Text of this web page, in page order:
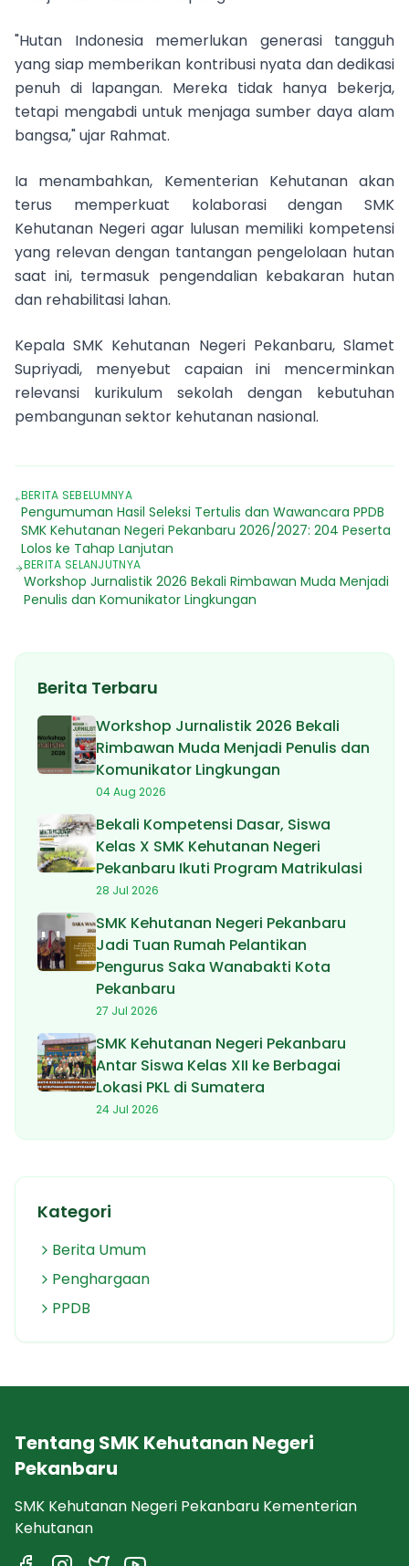
"Hutan Indonesia memerlukan generasi tangguh
yang siap memberikan kontribusi nyata dan dedikasi
penuh di lapangan. Mereka tidak hanya bekerja,
tetapi mengabdi untuk menjaga sumber daya alam
bangsa," ujar Rahmat.
Ia menambahkan, Kementerian Kehutanan akan
terus memperkuat kolaborasi dengan SMK
Kehutanan Negeri agar lulusan memiliki kompetensi
yang relevan dengan tantangan pengelolaan hutan
saat ini, termasuk pengendalian kebakaran hutan
dan rehabilitasi lahan.
Kepala SMK Kehutanan Negeri Pekanbaru, Slamet
Supriyadi, menyebut capaian ini mencerminkan
relevansi kurikulum sekolah dengan kebutuhan
pembangunan sektor kehutanan nasional.
BERITA SEBELUMNYA
Pengumuman Hasil Seleksi Tertulis dan Wawancara PPDB
SMK Kehutanan Negeri Pekanbaru 2026/2027: 204 Peserta
Lolos ke Tahap Lanjutan
BERITA SELANJUTNYA
Workshop Jurnalistik 2026 Bekali Rimbawan Muda Menjadi
Penulis dan Komunikator Lingkungan
Berita Terbaru
Workshop Jurnalistik 2026 Bekali
Rimbawan Muda Menjadi Penulis dan
Komunikator Lingkungan
04 Aug 2026
Bekali Kompetensi Dasar, Siswa
Kelas X SMK Kehutanan Negeri
Pekanbaru Ikuti Program Matrikulasi
28 Jul 2026
SMK Kehutanan Negeri Pekanbaru
Jadi Tuan Rumah Pelantikan
Pengurus Saka Wanabakti Kota
Pekanbaru
27 Jul 2026
SMK Kehutanan Negeri Pekanbaru
Antar Siswa Kelas XII ke Berbagai
Lokasi PKL di Sumatera
24 Jul 2026
Kategori
Berita Umum
Penghargaan
PPDB
Tentang SMK Kehutanan Negeri
Pekanbaru
SMK Kehutanan Negeri Pekanbaru Kementerian
Kehutanan